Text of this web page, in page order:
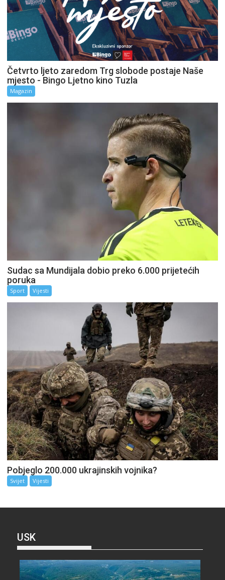
Četvrto ljeto zaredom Trg slobode postaje Naše
mjesto - Bingo Ljetno kino Tuzla
Magazin
Sudac sa Mundijala dobio preko 6.000 prijetećih
poruka
Sport Vijesti
Pobjeglo 200.000 ukrajinskih vojnika?
Svijet Vijesti
USK